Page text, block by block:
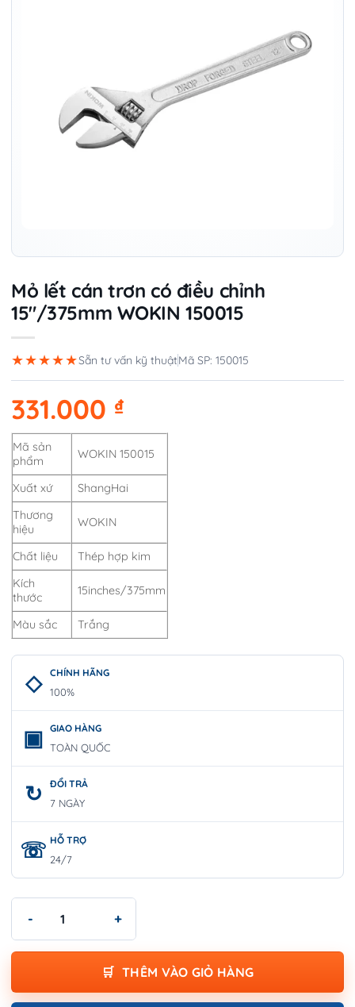
Mỏ lết cán trơn có điều chỉnh
15″/375mm WOKIN 150015
★★★★★Sẵn tư vấn kỹ thuậtMã SP: 150015
331.000 ₫
Mã sản
phẩm
WOKIN 150015
Xuất xứ
ShangHai
Thương
hiệu
WOKIN
Chất liệu
Thép hợp kim
Kích
thước
15inches/375mm
Màu sắc Trắng
CHÍNH HÃNG
100%
GIAO HÀNG
TOÀN QUỐC
ĐỔI TRẢ
7 NGÀY
HỖ TRỢ
24/7
THÊM VÀO GIỎ HÀNG